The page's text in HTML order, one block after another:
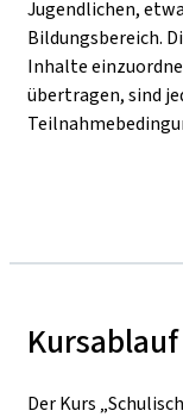
Jugendlichen,
Bildungsbereich.
Inhalte
übertragen, sind
Kursablauf
Der Kurs